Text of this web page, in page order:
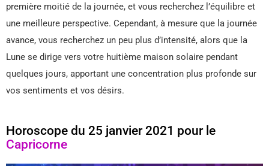
première moitié de la journée, et vous recherchez l’équilibre et
une meilleure perspective. Cependant, à mesure que la journée
avance, vous recherchez un peu plus d’intensité, alors que la
Lune se dirige vers votre huitième maison solaire pendant
quelques jours, apportant une concentration plus profonde sur
vos sentiments et vos désirs.
Horoscope du 25 janvier 2021 pour le
Capricorne